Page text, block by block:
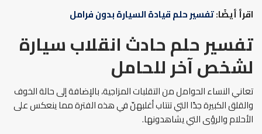
اقرأ أيضًا:تفسير حلم قيادة السيارة بدون فرامل
تفسير حلم حادث انقلاب سيارة
لشخص آخر للحامل
تعاني النساء الحوامل من التقلبات المزاجية، بالإضافة إلى حالة الخوف
والقلق الكبيرة جدًا التي تنتاب أغلبهنّ في هذه الفترة مما ينعكس على
الأحلام والرؤى التي يشاهدونها.